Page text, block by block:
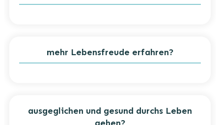
mehr Lebensfreude erfahren?
ausgeglichen und gesund durchs Leben